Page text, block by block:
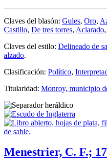
Claves del blasón: Gules, Oro,
Castillo, De tres torres, Aclarado,
Claves del estilo: Delineado de
alzado.
Clasificación: Político,
Titularidad: Monroy, municipio
Menestrier, C. F.;